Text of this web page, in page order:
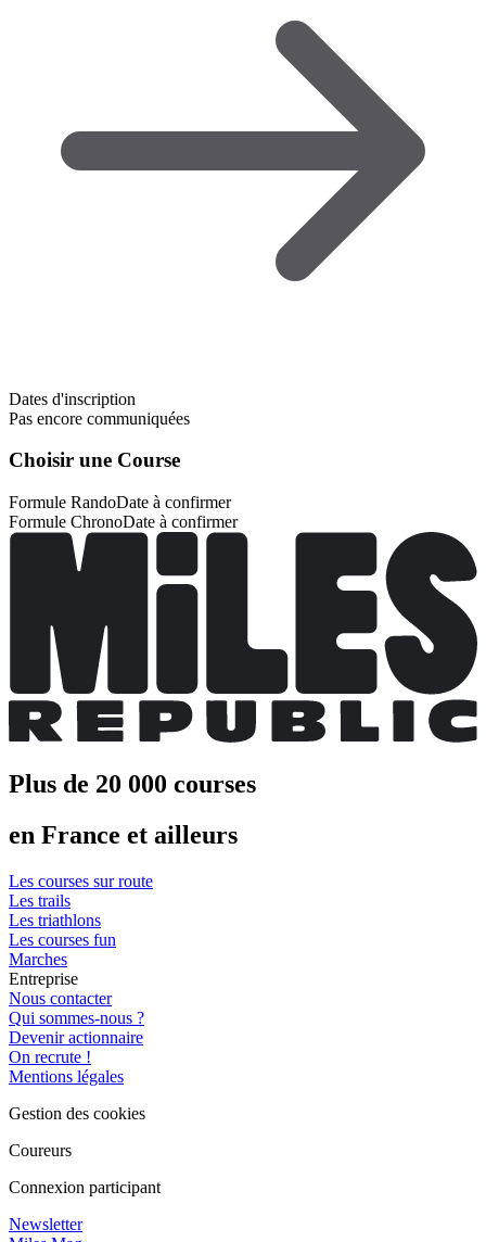
Dates d'inscription
Pas encore communiquées
Choisir une Course
Formule RandoDate à confirmer
Formule ChronoDate à confirmer
Plus de 20 000 courses
en France et ailleurs
Les courses sur route
Les trails
Les triathlons
Les courses fun
Marches
Entreprise
Nous contacter
Qui sommes-nous ?
Devenir actionnaire
On recrute !
Mentions légales
Gestion des cookies
Coureurs
Connexion participant
Newsletter